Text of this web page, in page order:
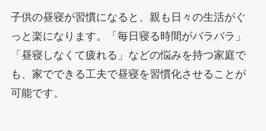
子供の昼寝が習慣になると、親も日々の生活がぐ
っと楽になります。「毎日寝る時間がバラバラ」
「昼寝しなくて疲れる」などの悩みを持つ家庭で
も、家でできる工夫で昼寝を習慣化させることが
可能です。